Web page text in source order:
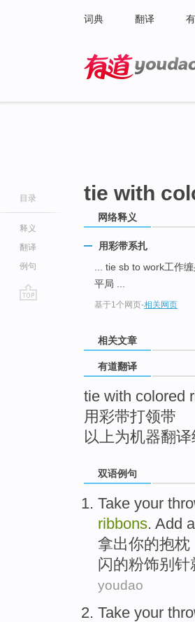
词典 翻译
目录
释义
翻译
例句
tie with
网络释义
用彩带系扎
... tie sb to work工作
平局 ...
基于1个网页-相关网页
相关文章
有道翻译
tie with colored
用彩带打领带
以上为机器翻
双语例句
Take your
ribbons. Add
拿出你的抱枕
闪的粉饰别针
youdao
Take your